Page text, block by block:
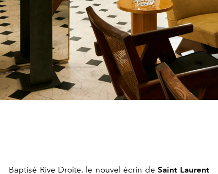
Baptisé Rive Droite, le nouvel écrin deSaint Laurent